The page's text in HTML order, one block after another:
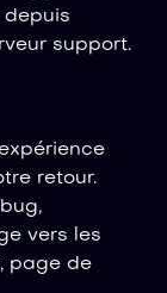
depuis
support.
retour.
vers les
page de